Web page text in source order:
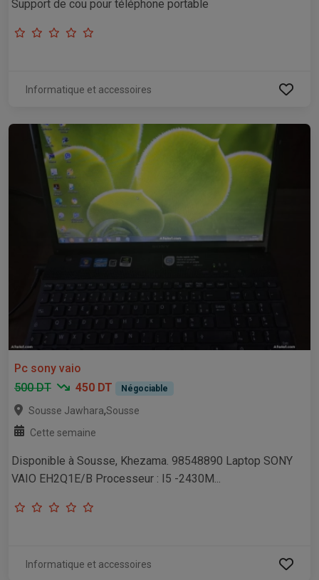
Support de cou pour téléphone portable
Informatique et accessoires
Pc sony vaio
500 DT
450 DT Négociable
Sousse Jawhara,Sousse
Cette semaine
Disponible à Sousse, Khezama. 98548890 Laptop SONY
VAIO EH2Q1E/B Processeur : I5 -2430M...
Informatique et accessoires